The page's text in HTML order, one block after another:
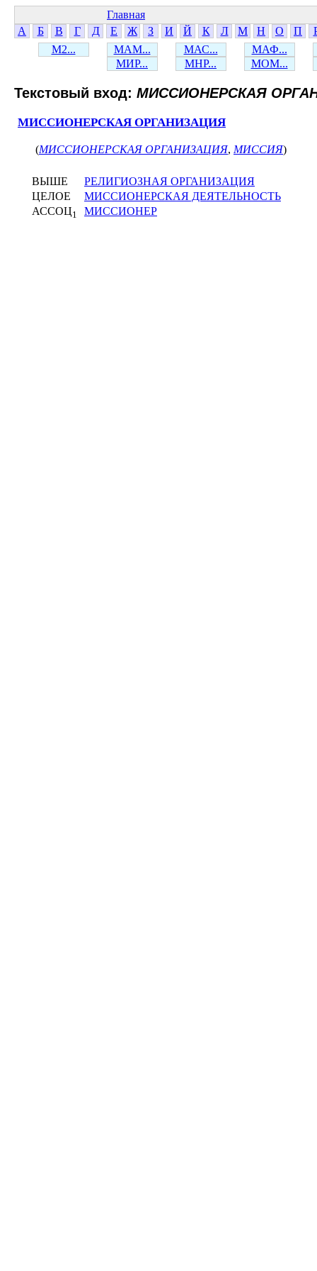
Главная
А
Б В Г Д Е Ж З И Й К Л М Н О П
М2...
МАМ... МАС...
МАФ...
МИР...
МНР... МОМ...
Текстовый вход: МИССИОНЕРСКАЯ
МИССИОНЕРСКАЯ ОРГАНИЗАЦИЯ
(МИССИОНЕРСКАЯ ОРГАНИЗАЦИЯ, МИССИЯ)
ВЫШЕ
РЕЛИГИОЗНАЯ ОРГАНИЗАЦИЯ
ЦЕЛОЕ
МИССИОНЕРСКАЯ ДЕЯТЕЛЬНОСТЬ
АССОЦ1 МИССИОНЕР